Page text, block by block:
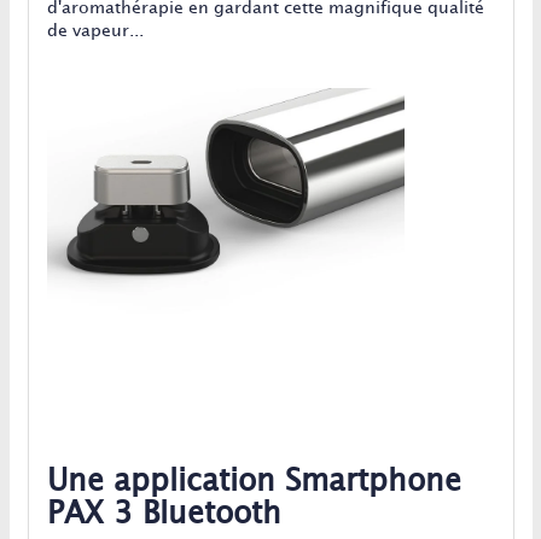
d'aromathérapie en gardant cette magnifique qualité
de vapeur...
Une application Smartphone
PAX 3 Bluetooth